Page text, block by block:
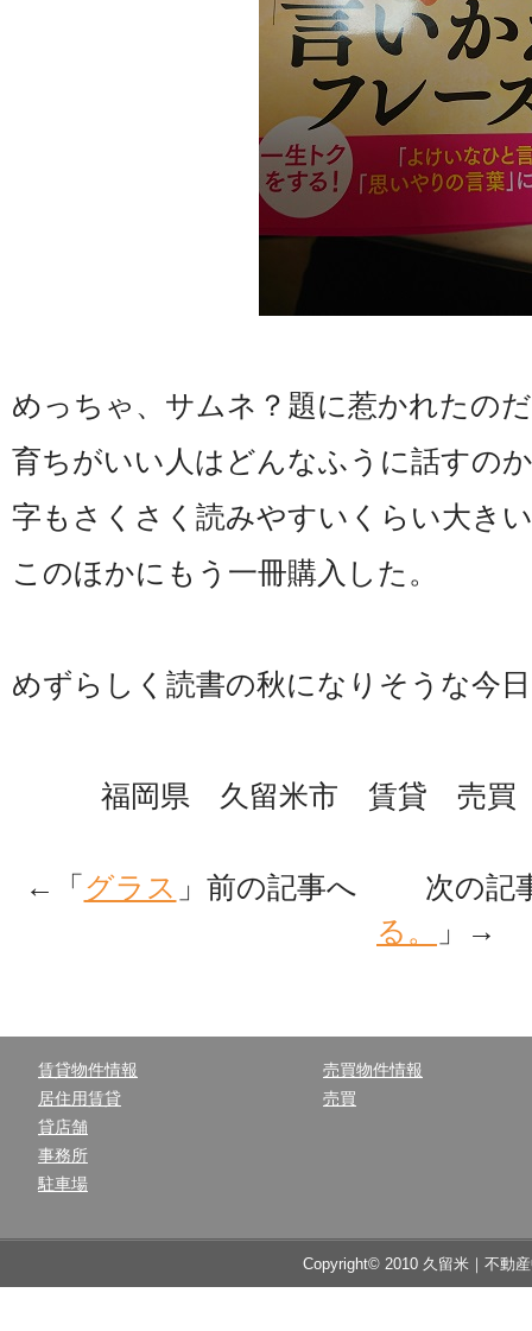
めっちゃ、サムネ？題に惹かれたの
育ちがいい人はどんなふうに話すの
字もさくさく読みやすいくらい大き
このほかにもう一冊購入した。
めずらしく読書の秋になりそうな今
福岡県 久留米市 賃貸 売買
←「 グラス 」前の記事へ 次の記
る。
」→
賃貸物件情報
居住用賃貸
貸店舗
事務所
駐車場
売買物件情報
売買
Copyright© 2010 久留米｜不動